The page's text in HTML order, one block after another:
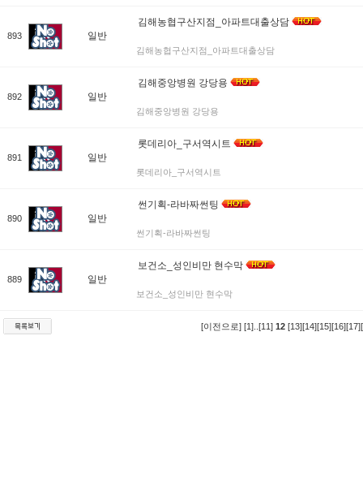
893 일반
김해농협구산지점_아파트대출상담
김해농협구산지점_아파트대출상담
892 일반
김해중앙병원 강당용
김해중앙병원 강당용
891 일반
롯데리아_구서역시트
롯데리아_구서역시트
890 일반
썬기획-라바짜썬팅
썬기획-라바짜썬팅
889 일반
보건소_성인비만 현수막
보건소_성인비만 현수막
[이전으로] [1] [11] 12 [13][14][15][16][17]